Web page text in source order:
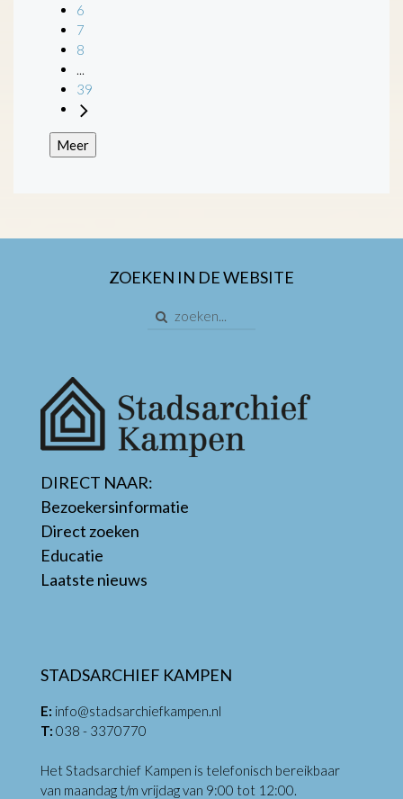
6
7
8
39
Meer
ZOEKEN IN DE WEBSITE
DIRECT NAAR:
Bezoekersinformatie
Direct zoeken
Educatie
Laatste nieuws
STADSARCHIEF KAMPEN
E: info@stadsarchiefkampen.nl
T: 038 - 3370770
Het Stadsarchief Kampen is telefonisch bereikbaar
van maandag t/m vrijdag van 9:00 tot 12:00.